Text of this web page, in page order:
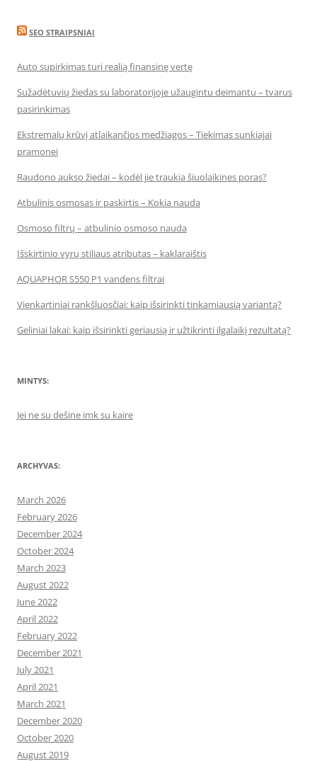
SEO STRAIPSNIAI
Auto supirkimas turi realią finansinę vertę
Sužadėtuvių žiedas su laboratorijoje užaugintu deimantu – tvarus
pasirinkimas
Ekstremalų krūvį atlaikančios medžiagos – Tiekimas sunkiajai
pramonei
Raudono aukso žiedai – kodėl jie traukia šiuolaikines poras?
Atbulinis osmosas ir paskirtis – Kokia nauda
Osmoso filtrų – atbulinio osmoso nauda
Išskirtinio vyrų stiliaus atributas – kaklaraištis
AQUAPHOR S550 P1 vandens filtrai
Vienkartiniai rankšluosčiai: kaip išsirinkti tinkamiausią variantą?
Geliniai lakai: kaip išsirinkti geriausią ir užtikrinti ilgalaikį rezultatą?
MINTYS:
Jei ne su dešine imk su kaire
ARCHYVAS:
March 2026
February 2026
December 2024
October 2024
March 2023
August 2022
June 2022
April 2022
February 2022
December 2021
July 2021
April 2021
March 2021
December 2020
October 2020
August 2019